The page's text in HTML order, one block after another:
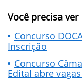
Você precisa ver
Concurso
Inscrição
Concurso
Edital abre